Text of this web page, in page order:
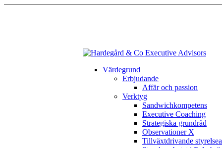
Värdegrund
Erbjudande
Affär och passion
Verktyg
Sandwichkompetens
Executive Coaching
Strategiska grundråd
Observationer X
Tillväxtdrivande